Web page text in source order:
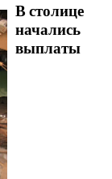
В столице
начались
выплаты